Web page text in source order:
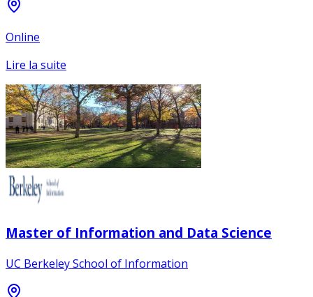
Online
Lire la suite
Master of Information and Data Science
UC Berkeley School of Information